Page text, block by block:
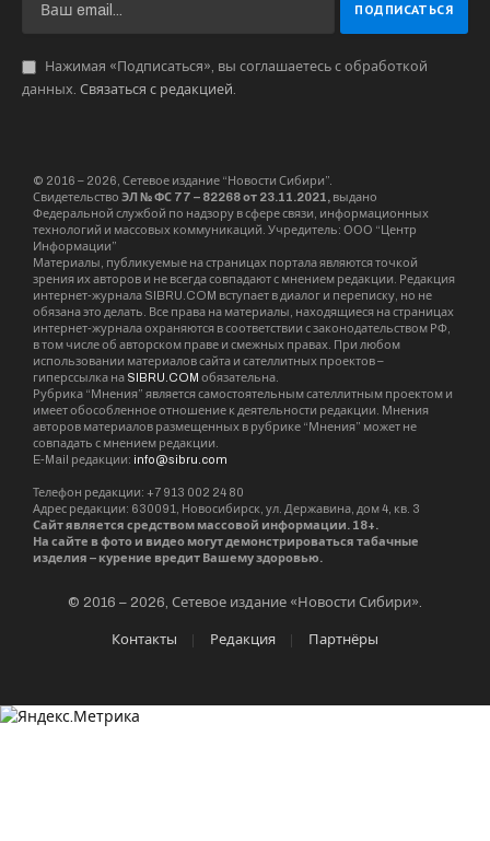
не было, да и воды, кажется, тоже. Город
жили надеждой. Многим сложно понять что
было. А где-то и сейчас есть.
И пока идут бои и не прекращаются обстрелы,
так будет. Мы жили, веря, что все изменится.
Поэтому когда после нескольких месяцев
забвения и молчания на улице включаются
фонари, ты безмерно счастлив.
Свет зажженных фонарей можно же считать за
слова, если иначе они общаться не могут?
Обычная на первый взгляд лампочка может
стать причиной для радости. Именно в такие
моменты рождаются сказки о незаметном в
своей обыденности фонаре возле дома,
приветствующем прохожих миганием. А папа в
Со временем жизнь начнет налаживаться.